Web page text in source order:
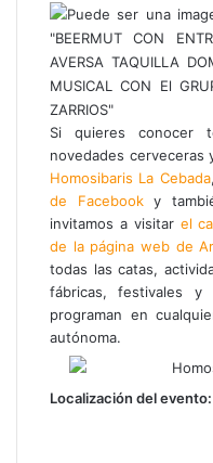
Si quieres conocer
novedades cerveceras
Homosibaris La Cebada
de Facebooky
invitamos a visitar el
de la página web de
todas las catas,
fábricas, festivales y
programan en
autónoma.
Localización del evento: